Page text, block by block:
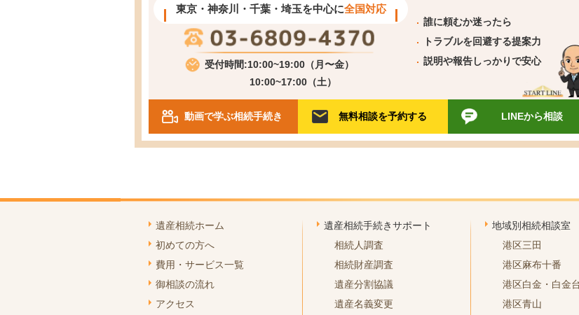
東京・神奈川・千葉・埼玉を中心に全国対応
受付時間:10:00~19:00（月〜金）
10:00~17:00（土）
誰に頼むか迷ったら
トラブルを回避する提案力
説明や報告しっかりで安心
動画で学ぶ相続手続き 無料相談を予約する LINEから相談
遺産相続ホーム
初めての方へ
費用・サービス一覧
御相談の流れ
アクセス
遺産相続手続きサポート
相続人調査
相続財産調査
遺産分割協議
遺産名義変更
地域別相続相談室
港区三田
港区麻布十番
港区白金・白金
港区青山